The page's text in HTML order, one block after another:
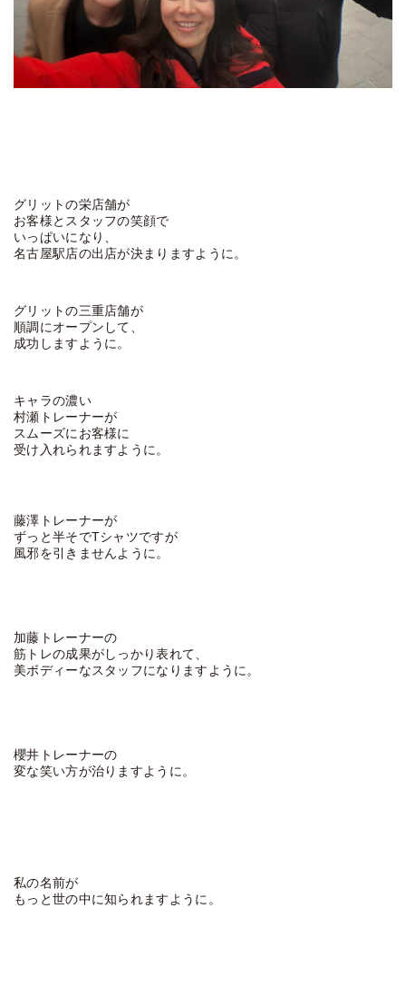
グリットの栄店舗が
お客様とスタッフの笑顔で
いっぱいになり、
名古屋駅店の出店が決まりますように。
グリットの三重店舗が
順調にオープンして、
成功しますように。
キャラの濃い
村瀬トレーナーが
スムーズにお客様に
受け入れられますように。
藤澤トレーナーが
ずっと半そでTシャツですが
風邪を引きませんように。
加藤トレーナーの
筋トレの成果がしっかり表れて、
美ボディーなスタッフになりますように。
櫻井トレーナーの
変な笑い方が治りますように。
私の名前が
もっと世の中に知られますように。